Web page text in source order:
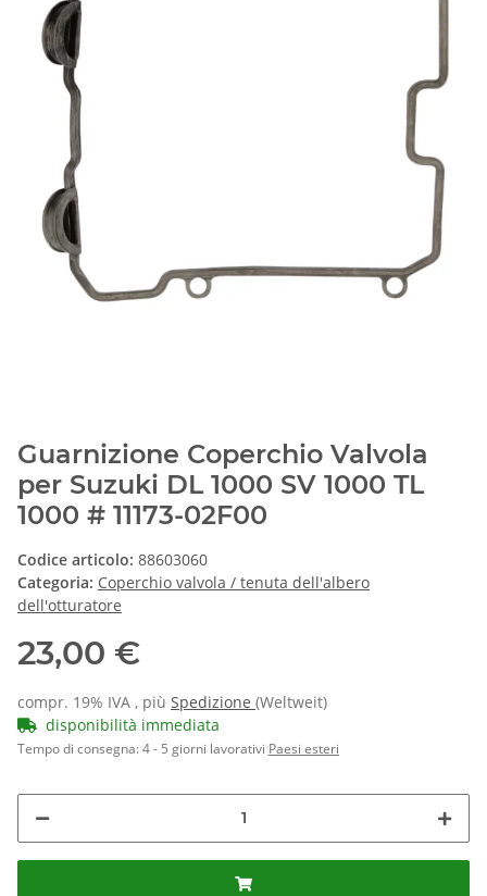
Guarnizione Coperchio Valvola
per Suzuki DL 1000 SV 1000 TL
1000 # 11173-02F00
Codice articolo: 88603060
Categoria: Coperchio valvola / tenuta dell'albero
dell'otturatore
23,00 €
compr. 19% IVA , più Spedizione (Weltweit)
disponibilità immediata
Tempo di consegna:4 - 5 giorni lavorativi Paesi esteri